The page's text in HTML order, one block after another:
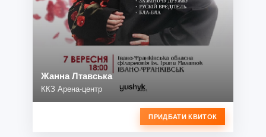
Жанна Лтавська
ККЗ Арена-центр
ПРИДБАТИ КВИТОК